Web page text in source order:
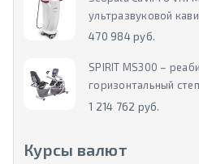
ультразвуковой
470 984 руб.
SPIRIT MS300 –
горизонтальный
1 214 762 руб.
Курсы валют